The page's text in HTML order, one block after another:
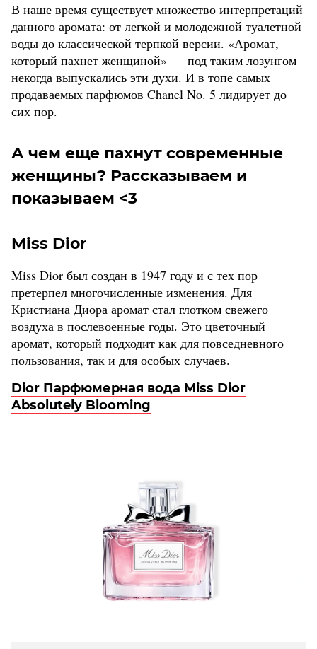
В наше время существует множество интерпретаций
данного аромата: от легкой и молодежной туалетной
воды до классической терпкой версии. «Аромат,
который пахнет женщиной» — под таким лозунгом
некогда выпускались эти духи. И в топе самых
продаваемых парфюмов Chanel No. 5 лидирует до
сих пор.
А чем еще пахнут современные
женщины? Рассказываем и
показываем <3
Miss Dior
Miss Dior был создан в 1947 году и с тех пор
претерпел многочисленные изменения. Для
Кристиана Диора аромат стал глотком свежего
воздуха в послевоенные годы. Это цветочный
аромат, который подходит как для повседневного
пользования, так и для особых случаев.
Dior Парфюмерная вода Miss Dior
Absolutely Blooming